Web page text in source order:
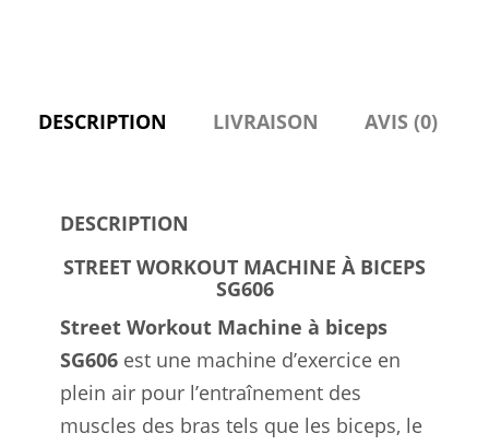
DESCRIPTION LIVRAISON AVIS (0)
DESCRIPTION
STREET WORKOUT MACHINE À BICEPS
SG606
Street Workout Machine à biceps
SG606 est une machine d’exercice en
plein air pour l’entraînement des
muscles des bras tels que les biceps, le